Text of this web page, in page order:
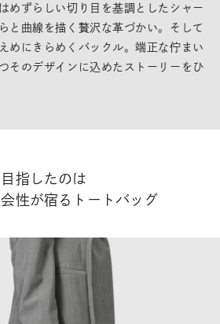
めずらしい切り目を基調としたシャー
と曲線を描く贅沢な革づかい。そして
めにきらめくバックル。端正な佇まい
そのデザインに込めたストーリーをひ
目指したのは
性が宿るトートバッグ